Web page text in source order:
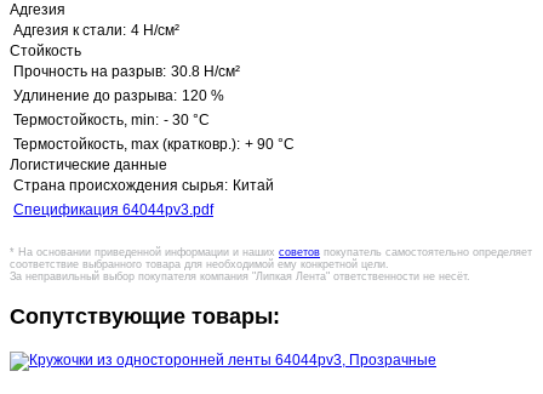
Адгезия
Адгезия к стали: 4 Н/см²
Стойкость
Прочность на разрыв: 30.8 Н/см²
Удлинение до разрыва: 120 %
Термостойкость, min: - 30 °C
Термостойкость, max (кратковр.): + 90 °C
Логистические данные
Страна происхождения сырья: Китай
Спецификация 64044pv3.pdf
* На основании приведенной информации и наших советов покупатель самостоятельно определяет
соответствие выбранного товара для необходимой ему конкретной цели.
За неправильный выбор покупателя компания "Липкая Лента" ответственности не несёт.
Сопутствующие товары: